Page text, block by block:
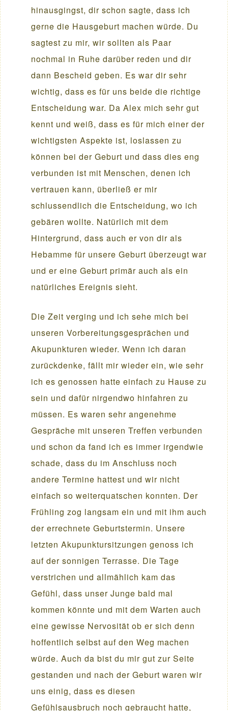
hinausgingst, dir schon sagte, dass ich
gerne die Hausgeburt machen würde. Du
sagtest zu mir, wir sollten als Paar
nochmal in Ruhe darüber reden und dir
dann Bescheid geben. Es war dir sehr
wichtig, dass es für uns beide die richtige
Entscheidung war. Da Alex mich sehr gut
kennt und weiß, dass es für mich einer der
wichtigsten Aspekte ist, loslassen zu
können bei der Geburt und dass dies eng
verbunden ist mit Menschen, denen ich
vertrauen kann, überließ er mir
schlussendlich die Entscheidung, wo ich
gebären wollte. Natürlich mit dem
Hintergrund, dass auch er von dir als
Hebamme für unsere Geburt überzeugt war
und er eine Geburt primär auch als ein
natürliches Ereignis sieht.
Die Zeit verging und ich sehe mich bei
unseren Vorbereitungsgesprächen und
Akupunkturen wieder. Wenn ich daran
zurückdenke, fällt mir wieder ein, wie sehr
ich es genossen hatte einfach zu Hause zu
sein und dafür nirgendwo hinfahren zu
müssen. Es waren sehr angenehme
Gespräche mit unseren Treffen verbunden
und schon da fand ich es immer irgendwie
schade, dass du im Anschluss noch
andere Termine hattest und wir nicht
einfach so weiterquatschen konnten. Der
Frühling zog langsam ein und mit ihm auch
der errechnete Geburtstermin. Unsere
letzten Akupunktursitzungen genoss ich
auf der sonnigen Terrasse. Die Tage
verstrichen und allmählich kam das
Gefühl, dass unser Junge bald mal
kommen könnte und mit dem Warten auch
eine gewisse Nervosität ob er sich denn
hoffentlich selbst auf den Weg machen
würde. Auch da bist du mir gut zur Seite
gestanden und nach der Geburt waren wir
uns einig, dass es diesen
Gefühlsausbruch noch gebraucht hatte,